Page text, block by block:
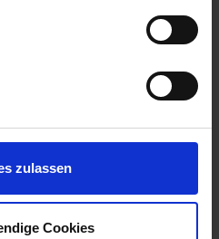
zulassen
Cookies